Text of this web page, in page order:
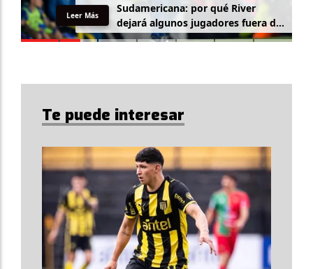
Sudamericana: por qué River
dejará algunos jugadores fuera de
la lista
Leer Más
Te puede interesar